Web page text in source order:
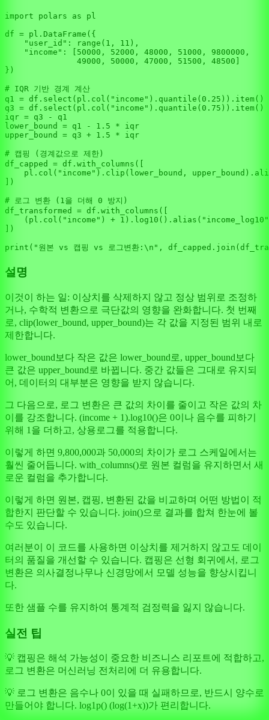
import polars as pl
df = pl.DataFrame({
"user_id" : range ( 1 , 11 ),
"income" : [ 50000 , 52000 , 48000 , 51000 , 9800000 ,
49000 , 50000 , 47000 , 51500 , 48500
})
# IQR 기반 경계 계산
q1 = df.select(pl.col( "income" ).quantile( 0.25 )).item()
q3 = df.select(pl.col( "income" ).quantile( 0.75 )).item()
iqr = q3 - q1
lower_bound = q1 - 1.5 * iqr
upper_bound = q3 + 1.5 * iqr
# 캡핑 (경계값으로 제한)
df_capped = df.with_columns([
    pl.col(
"income" ).clip(lower_bound,
])
# 로그 변환 (1을 더해 0 방지)
df_transformed = df.with_columns([
    (pl.col(
"income" ) + 1 ).log10().alias( "income_log10"
])
print ( "원본 vs 캡핑 vs 로그변환:\n" ,
설명
이것이 하는 일: 이상치를 삭제하지 않고 정상 범위로 조정하
거나, 수학적 변환으로 극단값의 영향을 완화합니다. 첫 번째
로, clip(lower_bound, upper_bound)는 각 값을 지정된 범위 내로
제한합니다.
lower_bound보다 작은 값은 lower_bound로, upper_bound보다
큰 값은 upper_bound로 바뀝니다. 중간 값들은 그대로 유지되
어, 데이터의 대부분은 영향을 받지 않습니다.
그 다음으로, 로그 변환은 큰 값의 차이를 줄이고 작은 값의 차
이를 강조합니다. (income + 1).log10()은 0이나 음수를 피하기
위해 1을 더하고, 상용로그를 적용합니다.
이렇게 하면 9,800,000과 50,000의 차이가 로그 스케일에서는
훨씬 줄어듭니다. with_columns()로 원본 컬럼을 유지하면서 새
로운 컬럼을 추가합니다.
이렇게 하면 원본, 캡핑, 변환된 값을 비교하며 어떤 방법이 적
합한지 판단할 수 있습니다. join()으로 결과를 합쳐 한눈에 볼
수도 있습니다.
여러분이 이 코드를 사용하면 이상치를 제거하지 않고도 데이
터의 품질을 개선할 수 있습니다. 캡핑은 선형 회귀에서, 로그
변환은 의사결정나무나 신경망에서 모델 성능을 향상시킵니
다.
또한 샘플 수를 유지하여 통계적 검정력을 잃지 않습니다.
실전 팁
💡 캡핑은 해석 가능성이 중요한 비즈니스 리포트에 적합하고,
로그 변환은 머신러닝 전처리에 더 유용합니다.
💡 로그 변환은 음수나 0이 있을 때 실패하므로, 반드시 양수로
만들어야 합니다. log1p() (log(1+x))가 편리합니다.